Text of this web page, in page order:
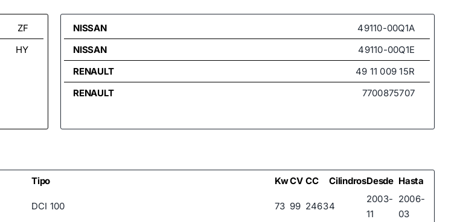
ZF
HY
NISSAN
49110-00Q1A
NISSAN
49110-00Q1E
RENAULT
49 11 009 15R
RENAULT
7700875707
Tipo KwCV CC CilindrosDesde Hasta
DCI 100 73 99 24634
2003-
11
2006-
03